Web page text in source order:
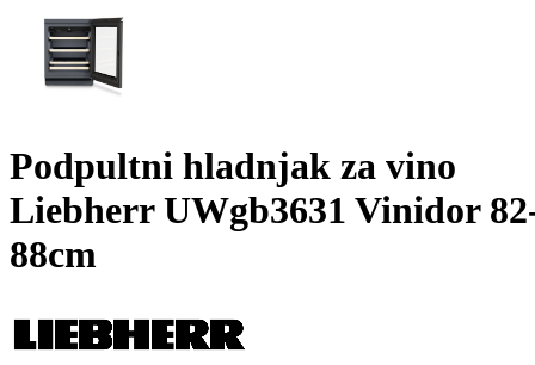
Podpultni hladnjak za vino
Liebherr UWgb3631 Vinidor
88cm